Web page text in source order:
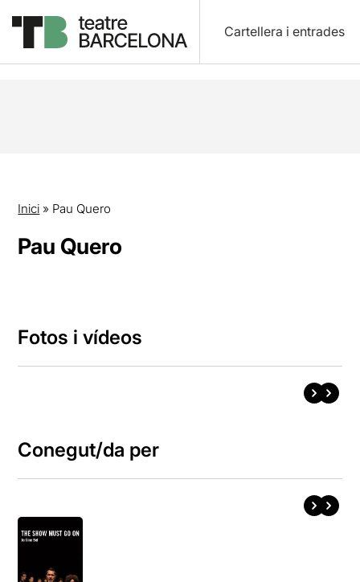
Cartellera i entrades
Inici » Pau Quero
Pau Quero
Fotos i vídeos
Conegut/da per